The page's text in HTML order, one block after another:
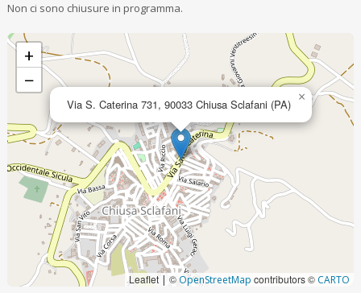
Non ci sono chiusure in programma.
Via S. Caterina 731, 90033 Chiusa Sclafani (PA) ×
+
−
Leaflet | © OpenStreetMap contributors © CARTO